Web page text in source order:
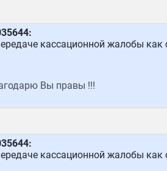
кассационной жалобы как
Вы правы !!!
кассационной жалобы как